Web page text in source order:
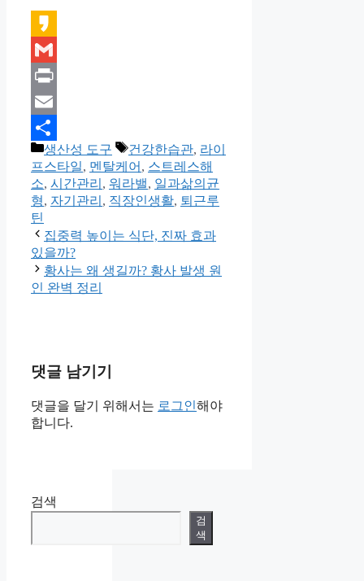
Kakao
Gmail
Print
Email
Share
카
테
고
리
생산성 도구
태
그
건강한습관, 라이
프스타일, 멘탈케어 , 스트레스해
소, 시간관리 , 워라밸, 일과삶의균
형, 자기관리 , 직장인생활, 퇴근루
틴
집중력 높이는 식단, 진짜 효과
있을까?
황사는 왜 생길까? 황사 발생 원
인 완벽 정리
댓글 남기기
댓글을 달기 위해서는 로그인해야
합니다.
검색
검
색